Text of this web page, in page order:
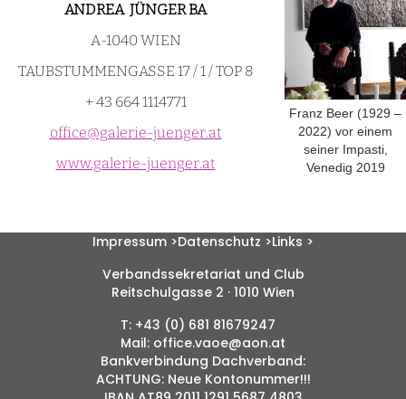
Franz Beer (1929 –
2022) vor einem
seiner Impasti,
Venedig 2019
ANDREA JÜNGER BA
A-1040 WIEN
TAUBSTUMMENGASSE 17 / 1 / TOP 8
+ 43 664 1114771
office@galerie-juenger.at
www.galerie-juenger.at
Impressum >Datenschutz >Links >
Verbandssekretariat und Club
Reitschulgasse 2 · 1010 Wien
T: +43 (0) 681 81679247
Mail: office.vaoe@aon.at
Bankverbindung Dachverband:
ACHTUNG: Neue Kontonummer!!!